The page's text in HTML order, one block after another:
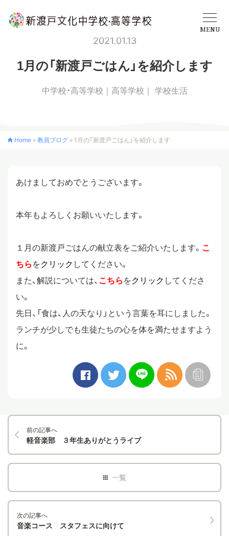
学校概要
中学校
高等学校
クロスカリキュラム
スタディツアー
ニュース
教員ブログ
在校生・保護者・卒業生の方へ
MENU
2021.01.13
1月の「新渡戸ごはん」を紹介します
中学校・高等学校 高等学校 学校生活
Home » 教員ブログ » 1月の「新渡戸ごはん」を紹介します
あけましておめでとうございます。
本年もよろしくお願いいたします。
１月の新渡戸ごはんの献立表をご紹介いたします。 こ
ちら をクリック してください。
また、解説については、 こちら をクリック してくださ
い。
先日、「食は、人の天なり」という言葉を耳にしました。
ランチが少しでも生徒たちの心を体を満たせますよう
に。
前の記事へ
軽音楽部 ３年生ありがとうライブ
次の記事へ
音楽コース スタフェスに向けて